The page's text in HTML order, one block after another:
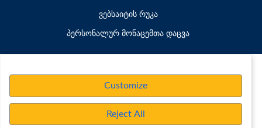
ვებსაიტის რუკა
პერსონალურ მონაცემთა დაცვა
Customize
Reject All